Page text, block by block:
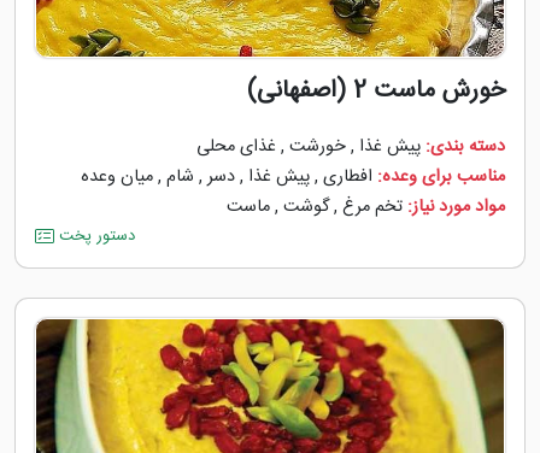
خورش ماست 2 (اصفهانی)
دسته بندی: پیش غذا ,خورشت , غذای محلی
مناسب برای وعده: افطاری ,پیش غذا ,دسر, شام ,میان وعده
مواد مورد نیاز: تخم مرغ ,گوشت ,ماست
دستور پخت